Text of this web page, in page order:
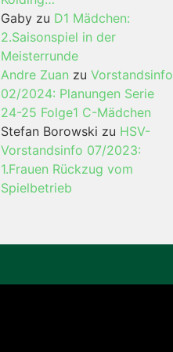
Gabyzu D1 Mädchen:
2.Saisonspiel in der
Meisterrunde
Andre Zuan zu Vorstandsinfo
02/2024: Planungen Serie
24-25 Folge1 C-Mädchen
Stefan Borowski zu HSV-
Vorstandsinfo 07/2023:
1.Frauen Rückzug vom
Spielbetrieb